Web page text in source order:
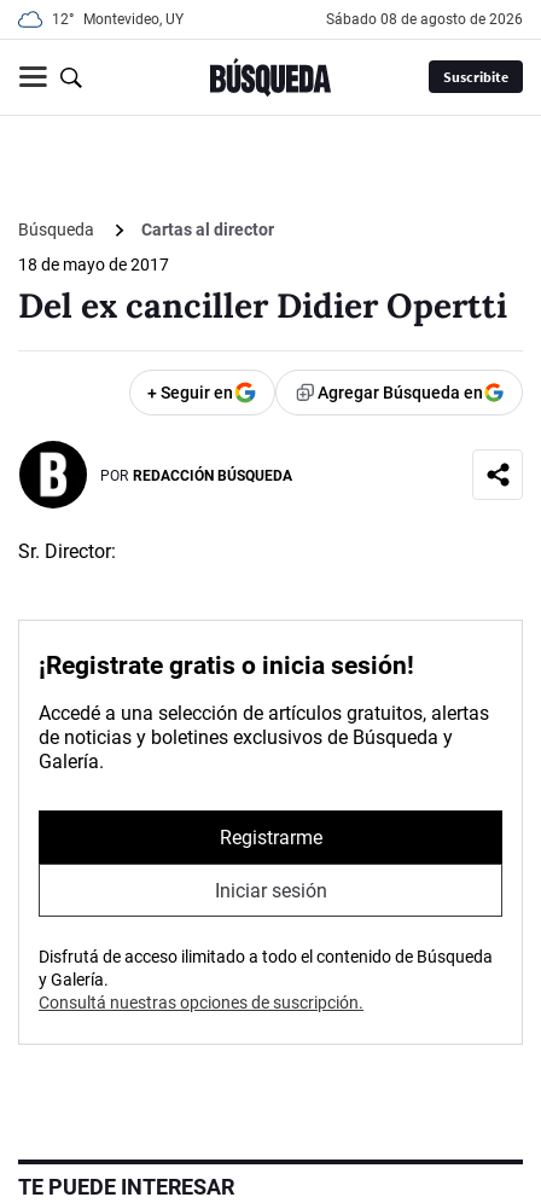
12° Montevideo, UY sábado 08 de agosto de 2026
Suscribite
Búsqueda
Cartas al director
18 de mayo de 2017
Del ex canciller Didier Opertti
+ Seguir en Agregar Búsqueda en
POR REDACCIÓN BÚSQUEDA
Sr. Director:
¡Registrate gratis o inicia sesión!
Accedé a una selección de artículos gratuitos, alertas
de noticias y boletines exclusivos de Búsqueda y
Galería.
Registrarme
Iniciar sesión
Disfrutá de acceso ilimitado a todo el contenido de Búsqueda
y Galería.
Consultá nuestras opciones de suscripción.
TE PUEDE INTERESAR